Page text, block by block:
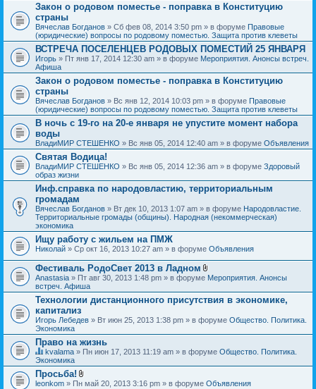
Закон о родовом поместье - поправка в Конституцию
страны
Вячеслав Богданов » Сб фев 08, 2014 3:50 pm » в форуме Правовые
(юридические) вопросы по родовому поместью. Защита против клеветы
ВСТРЕЧА ПОСЕЛЕНЦЕВ РОДОВЫХ ПОМЕСТИЙ 25 ЯНВАРЯ
Игорь » Пт янв 17, 2014 12:30 am » в форуме Мероприятия. Анонсы встреч.
Афиша
Закон о родовом поместье - поправка в Конституцию
страны
Вячеслав Богданов » Вс янв 12, 2014 10:03 pm » в форуме Правовые
(юридические) вопросы по родовому поместью. Защита против клеветы
В ночь с 19-го на 20-е января не упустите момент набора
воды
ВладиМИР СТЕШЕНКО » Вс янв 05, 2014 12:40 am » в форуме Объявления
Святая Водица!
ВладиМИР СТЕШЕНКО » Вс янв 05, 2014 12:36 am » в форуме Здоровый
образ жизни
Инф.справка по народовластию, территориальным
громадам
Вячеслав Богданов » Вт дек 10, 2013 1:07 am » в форуме Народовластие.
Территориальные громады (общины). Народная (некоммерческая)
экономика
Ищу работу с жильем на ПМЖ
Николай » Ср окт 16, 2013 10:27 am » в форуме Объявления
Фестиваль РодоСвет 2013 в Ладном
В
о
ж
н
и
я
Anastasia » Пт авг 30, 2013 1:48 pm » в форуме Мероприятия. Анонсы
встреч. Афиша
Технологии дистанционного присутствия в экономике,
капитализ
Игорь Лебедев » Вт июн 25, 2013 1:38 pm » в форуме Общество. Политика.
Экономика
Право на жизнь
Д
а
н
н
kvalama » Пн июн 17, 2013 11:19 am » в форуме Общество. Политика.
Экономика
Просьба!
В
leonkom » Пн май 20, 2013 3:16 pm » в форуме Объявления